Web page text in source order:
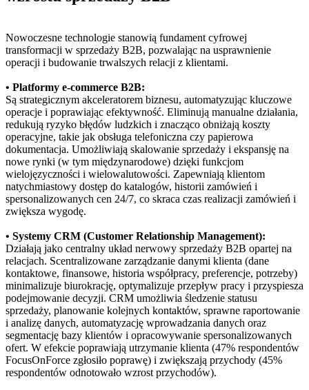
Nowoczesne technologie stanowią fundament cyfrowej
transformacji w sprzedaży B2B, pozwalając na usprawnienie
operacji i budowanie trwalszych relacji z klientami.
• Platformy e-commerce B2B:
Są strategicznym akceleratorem biznesu, automatyzując kluczowe
operacje i poprawiając efektywność. Eliminują manualne działania,
redukują ryzyko błędów ludzkich i znacząco obniżają koszty
operacyjne, takie jak obsługa telefoniczna czy papierowa
dokumentacja. Umożliwiają skalowanie sprzedaży i ekspansję na
nowe rynki (w tym międzynarodowe) dzięki funkcjom
wielojęzyczności i wielowalutowości. Zapewniają klientom
natychmiastowy dostęp do katalogów, historii zamówień i
spersonalizowanych cen 24/7, co skraca czas realizacji zamówień i
zwiększa wygodę.
• Systemy CRM (Customer Relationship Management):
Działają jako centralny układ nerwowy sprzedaży B2B opartej na
relacjach. Scentralizowane zarządzanie danymi klienta (dane
kontaktowe, finansowe, historia współpracy, preferencje, potrzeby)
minimalizuje biurokrację, optymalizuje przepływ pracy i przyspiesza
podejmowanie decyzji. CRM umożliwia śledzenie statusu
sprzedaży, planowanie kolejnych kontaktów, sprawne raportowanie
i analizę danych, automatyzację wprowadzania danych oraz
segmentację bazy klientów i opracowywanie spersonalizowanych
ofert. W efekcie poprawiają utrzymanie klienta (47% respondentów
FocusOnForce zgłosiło poprawę) i zwiększają przychody (45%
respondentów odnotowało wzrost przychodów).